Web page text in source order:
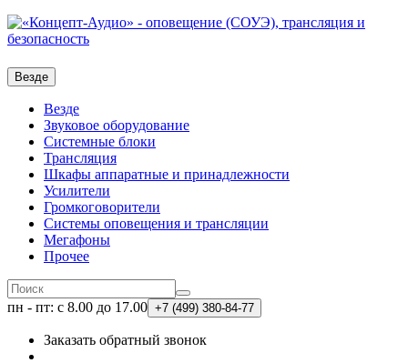
Везде
Везде
Звуковое оборудование
Системные блоки
Трансляция
Шкафы аппаратные и принадлежности
Усилители
Громкоговорители
Системы оповещения и трансляции
Мегафоны
Прочее
пн - пт: с 8.00 до 17.00 +7 (499) 380-84-77
Заказать обратный звонок